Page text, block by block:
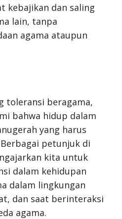
kebajikan dan saling
lain, tanpa
agama ataupun
toleransi beragama,
bahwa hidup dalam
yang harus
petunjuk di
kita untuk
dalam kehidupan
dalam lingkungan
dan saat berinteraksi
agama.